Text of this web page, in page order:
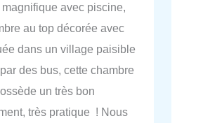
avec piscine,
au top décorée avec
dans un village paisible
des bus, cette chambre
un très bon
très pratique ! Nous